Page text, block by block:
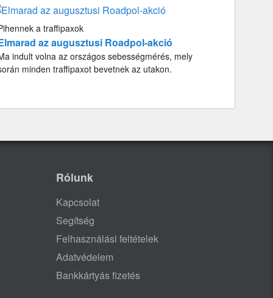
a traffipaxok
az augusztusi Roadpol-akció
indult volna az országos sebességmérés, mely
minden traffipaxot bevetnek az utakon.
Rólunk
Kapcsolat
Segítség
Felhasználási feltételek
Adatvédelem
Bankkártyás fizetés